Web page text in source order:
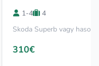
1-4
4
Skoda Superb vagy
310€